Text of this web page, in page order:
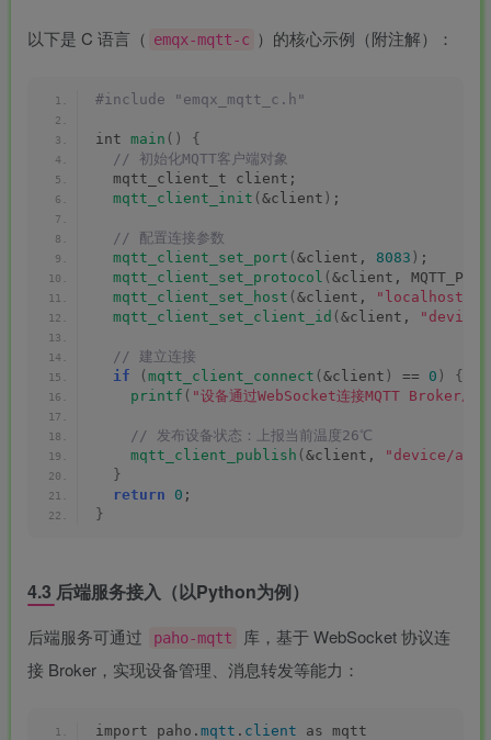
以下是 C 语言（ emqx-mqtt-c ）的核心示例（附注解）：
#include "emqx_mqtt_c.h"
int main ()
{
// 初始化MQTT客户端对象
  mqtt_client_t client;
mqtt_client_init ( &client ) ;
// 配置连接参数
mqtt_client_set_port ( &client, 8083 )
mqtt_client_set_protocol ( &client,
mqtt_client_set_host ( &client, "localhost"
mqtt_client_set_client_id ( &client,
// 建立连接
if
( mqtt_client_connect ( &client ) == 0 )
{
printf ( "设备通过WebSocket连接MQTT Broker成
// 发布设备状态：上报当前温度26℃
mqtt_client_publish ( &client,
"device/
}
return
0 ;
}
4.3 后端服务接入（以Python为例）
后端服务可通过 paho-mqtt
库，基于 WebSocket 协议连
接 Broker，实现设备管理、消息转发等能力：
import paho. mqtt . client as mqtt